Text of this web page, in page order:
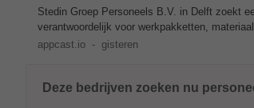
Stedin Groep Personeels B.V. in Delft zoekt
verantwoordelijk voor werkpakketten,
appcast.io - gisteren
Deze bedrijven zoeken nu